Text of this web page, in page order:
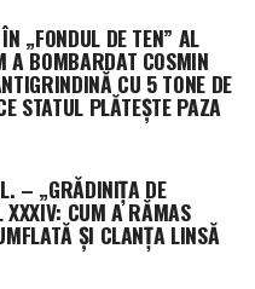
în această
vacanței de august.
în pauză, și-a adoptat
două texte vor trebui
va trebui să adopte
să ajungă pe
Senat, Susan Collins, a
pentru
„FONDUL DE TEN” AL
A BOMBARDAT COSMIN
CU 5 TONE DE
STATUL PLĂTEȘTE PAZA
– „GRĂDINIȚA DE
XXXIV: CUM A RĂMAS
ȘI CLANȚA LINSĂ